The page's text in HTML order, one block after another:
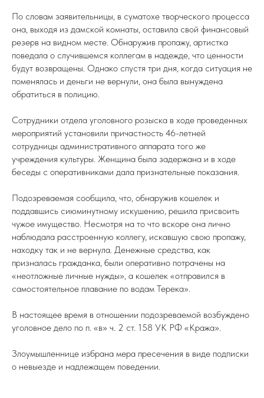
По словам заявительницы, в суматохе творческого процесса
она, выходя из дамской комнаты, оставила свой финансовый
резерв на видном месте. Обнаружив пропажу, артистка
поведала о случившемся коллегам в надежде, что ценности
будут возвращены. Однако спустя три дня, когда ситуация не
поменялась и деньги не вернули, она была вынуждена
обратиться в полицию.
Сотрудники отдела уголовного розыска в ходе проведенных
мероприятий установили причастность 46-летней
сотрудницы административного аппарата того же
учреждения культуры. Женщина была задержана и в ходе
беседы с оперативниками дала признательные показания.
Подозреваемая сообщила, что, обнаружив кошелек и
поддавшись сиюминутному искушению, решила присвоить
чужое имущество. Несмотря на то что вскоре она лично
наблюдала расстроенную коллегу, искавшую свою пропажу,
находку так и не вернула. Денежные средства, как
призналась гражданка, были оперативно потрачены на
«неотложные личные нужды», а кошелек «отправился в
самостоятельное плавание по водам Терека».
В настоящее время в отношении подозреваемой возбуждено
уголовное дело по п. «в» ч. 2 ст. 158 УК РФ «Кража».
Злоумышленнице избрана мера пресечения в виде подписки
о невыезде и надлежащем поведении.